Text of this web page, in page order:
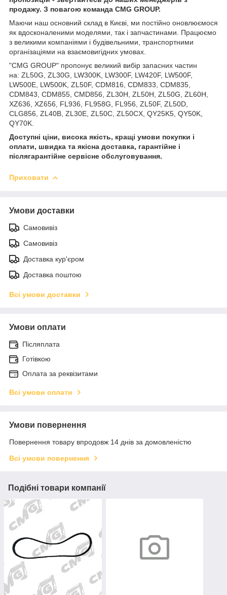
продажу. З повагою команда CMG GROUP.
Маючи наш основний склад в Києві, ми постійно оновлюємося
як вдосконаленими моделями, так і запчастинами. Працюємо
з великими компаніями і будівельними, транспортними
організаціями на взаємовигідних умовах.
"CMG GROUP" пропонує великий вибір запасних частин
на: ZL50G, ZL30G, LW300K, LW300F, LW420F, LW500F,
LW500E, LW500K, ZL50F, CDM816, CDM833, CDM835,
CDM843, CDM855, CMD856, ZL30H, ZL50H, ZL50G, ZL60H,
XZ636, XZ656, FL936, FL958G, FL956, ZL50F, ZL50D,
CLG856, ZL40B, ZL30E, ZL50C, ZL50CX, QY25K5, QY50K,
QY70K.
Доступні ціни, висока якість, кращі умови покупки і
оплати, швидка та якісна доставка, гарантійне і
післягарантійне сервісне обслуговування.
Приховати
Умови доставки
Самовивіз
Самовивіз
Доставка кур'єром
Доставка поштою
Всі умови доставки
Умови оплати
Післяплата
Готівкою
Оплата за реквізитами
Всі умови оплати
Умови повернення
Повернення товару впродовж 14 днів за домовленістю
Всі умови повернення
Подібні товари компанії